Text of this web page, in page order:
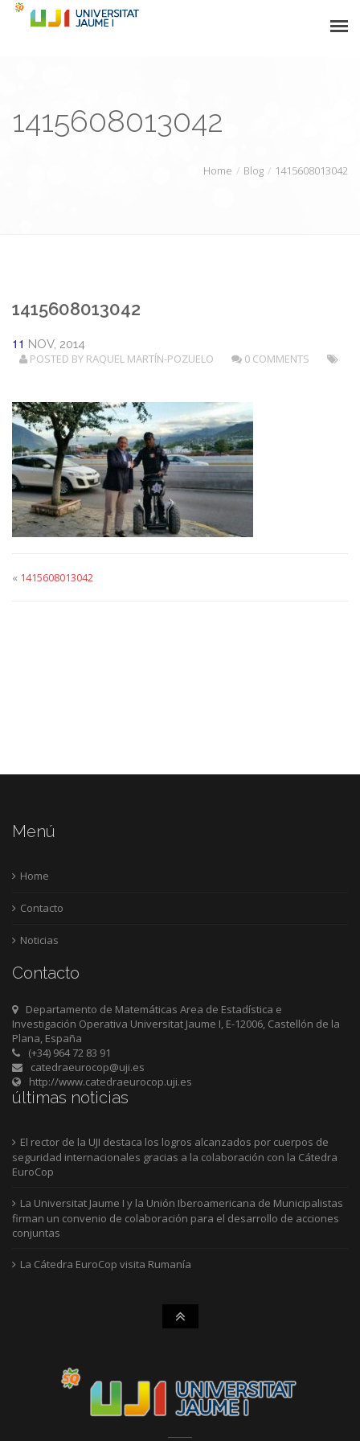
STAFF
1415608013042
Home Blog 1415608013042
1415608013042
11 NOV, 2014
POSTED BY RAQUEL MARTÍN-POZUELO 0 COMMENTS
« 1415608013042
Menú
Home
Contacto
Noticias
Contacto
Departamento de Matemáticas Area de Estadística e
Investigación Operativa Universitat Jaume I, E-12006, Castellón de la
Plana, España
(+34) 964 72 83 91
catedraeurocop@uji.es
http://www.catedraeurocop.uji.es
últimas noticias
El rector de la UJI destaca los logros alcanzados por cuerpos de
seguridad internacionales gracias a la colaboración con la Cátedra
EuroCop
La Universitat Jaume I y la Unión Iberoamericana de Municipalistas
firman un convenio de colaboración para el desarrollo de acciones
conjuntas
La Cátedra EuroCop visita Rumanía